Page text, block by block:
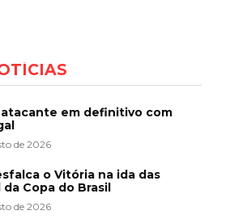
em definitivo com
de 2026
o Vitória na ida das
Copa do Brasil
de 2026